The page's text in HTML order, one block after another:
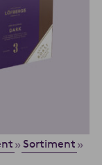
» Sortiment »